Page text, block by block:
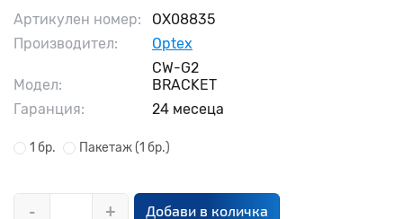
Артикулен номер:
OX08835
Производител:
Optex
Модел:
CW-G2
BRACKET
Гаранция:
24 месеца
1 бр. Пакетаж(1 бр.)
- + Добави в количка